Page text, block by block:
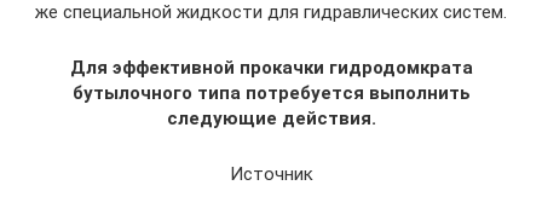
же специальной жидкости для гидравлических систем.
Для эффективной прокачки гидродомкрата
бутылочного типа потребуется выполнить
следующие действия.
Источник